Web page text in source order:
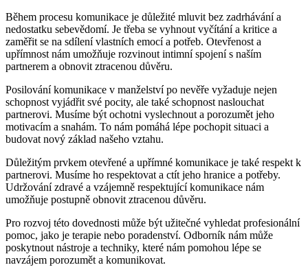
Během procesu komunikace je důležité mluvit bez zadrhávání a
nedostatku sebevědomí. Je třeba se vyhnout vyčítání a kritice a
zaměřit se na sdílení vlastních emocí a potřeb. Otevřenost a
upřímnost nám umožňuje rozvinout intimní spojení s naším
partnerem a obnovit ztracenou důvěru.
Posilování komunikace v manželství po nevěře vyžaduje nejen
schopnost vyjádřit své pocity, ale také schopnost naslouchat
partnerovi. Musíme být ochotni vyslechnout a porozumět jeho
motivacím a snahám. To nám pomáhá lépe pochopit situaci a
budovat nový základ našeho vztahu.
Důležitým prvkem otevřené a upřímné komunikace je také respekt k
partnerovi. Musíme ho respektovat a ctít jeho hranice a potřeby.
Udržování zdravé a vzájemně respektující komunikace nám
umožňuje postupně obnovit ztracenou důvěru.
Pro rozvoj této dovednosti může být užitečné vyhledat profesionální
pomoc, jako je terapie nebo poradenství. Odborník nám může
poskytnout nástroje a techniky, které nám pomohou lépe se
navzájem porozumět a komunikovat.